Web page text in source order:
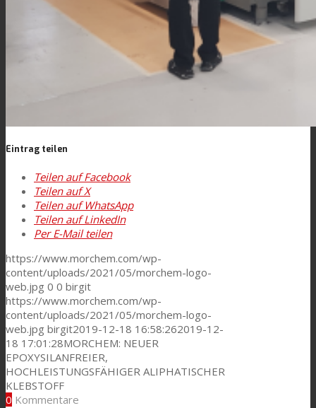
Eintrag teilen
Teilen auf Facebook
Teilen auf X
Teilen auf WhatsApp
Teilen auf LinkedIn
Per E-Mail teilen
https://www.morchem.com/wp-
content/uploads/2021/05/morchem-logo-
web.jpg 0 0 birgit
https://www.morchem.com/wp-
content/uploads/2021/05/morchem-logo-
web.jpg birgit2019-12-18 16:58:262019-12-
18 17:01:28MORCHEM: NEUER
EPOXYSILANFREIER,
HOCHLEISTUNGSFÄHIGER ALIPHATISCHER
KLEBSTOFF
0 Kommentare